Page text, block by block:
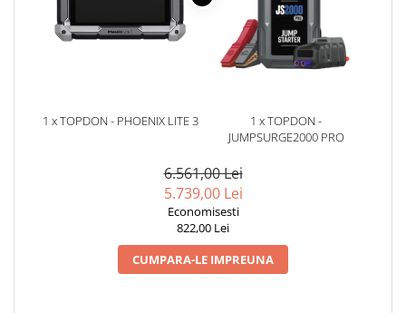
1 x TOPDON - PHOENIX LITE 3
1 x TOPDON -
JUMPSURGE2000 PRO
6.561,00 Lei
5.739,00 Lei
Economisesti
822,00 Lei
CUMPARA-LE IMPREUNA